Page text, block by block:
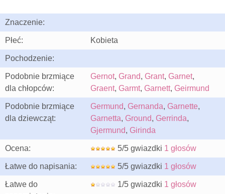
Znaczenie:
Płeć: Kobieta
Pochodzenie:
Podobnie brzmiące
dla chłopców:
Gernot, Grand, Grant, Garnet,
Graent, Garmt, Garnett, Geirmund
Podobnie brzmiące
dla dziewcząt:
Germund, Gernanda, Garnette,
Garnetta, Ground, Gerrinda,
Gjermund, Girinda
Ocena: 5/5 gwiazdki 1 głosów
Łatwe do napisania: 5/5 gwiazdki 1 głosów
Łatwe do
1/5 gwiazdki 1 głosów